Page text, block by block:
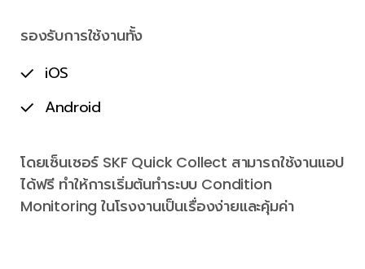
รองรับการใช้งานทั้ง
iOS
Android
โดยเซ็นเซอร์ SKF Quick Collect สามารถใช้งานแอป
ได้ฟรี ทำให้การเริ่มต้นทำระบบ Condition
Monitoring ในโรงงานเป็นเรื่องง่ายและคุ้มค่า